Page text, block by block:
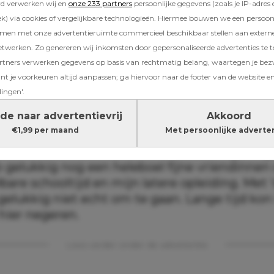
verwerken wij en onze 233 partners persoonlijke gegevens (zoals je IP-adres
via cookies of vergelijkbare technologieën. Hiermee bouwen we een
met onze advertentieruimte commercieel beschikbaar stellen aan
Zo genereren wij inkomsten door gepersonaliseerde advertenties te
verwerken gegevens op basis van rechtmatig belang, waartegen je
je voorkeuren altijd aanpassen; ga hiervoor naar de footer van de website
naar advertentievrij
€1,99 per maand
Akkoord
Met persoonlijke
met Harm is geweldig, maar zijn
komt uit een rijk gezin, ik uit een
leraar en mijn moeder werkte als
het zeker niet slecht, maar zo goed als Harm
ik al 15 jaar samen met Harm, die ik heb
als HR manager. We wonen nu zo’n 13 jaar in
De omgeving en mijn huis vind ik
ik helemaal niks. Ik kom uit de omgeving
gelukkig nog een heleboel fijne vriendinnen
schooltijd en mijn latere opleiding. Met
gelukkig niet echt om te gaan. Lange tijd kon
negeren.